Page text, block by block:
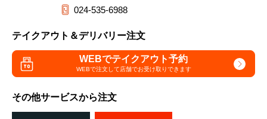
024-535-6988
テイクアウト＆デリバリー注文
WEBでテイクアウト予約
WEBで注文して店舗でお受け取りできます
その他サービスから注文